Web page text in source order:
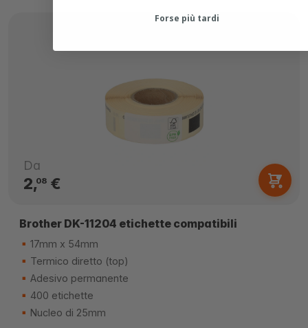
Da
2,08€
Brother DK-11204 etichette compatibili
17mm x 54mm
Termico diretto (top)
Adesivo permanente
400 etichette
Nucleo di 25mm
Forse più tardi